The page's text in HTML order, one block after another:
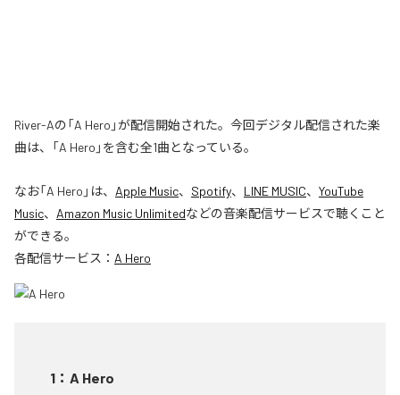
River-Aの「A Hero」が配信開始された。今回デジタル配信された楽
曲は、「A Hero」を含む全1曲となっている。
なお「A Hero 」は、 Apple Music、 Spotify、 LINE MUSIC、 YouTube
Music、 Amazon Music Unlimitedなどの音楽配信サービスで聴くこと
ができる。
各配信サービス： A Hero
1 ： A Hero